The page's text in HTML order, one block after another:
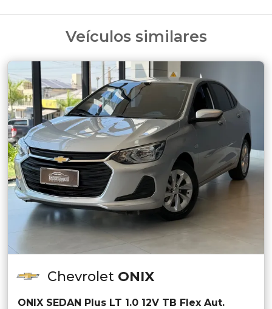
Veículos similares
Chevrolet ONIX
ONIX SEDAN Plus LT 1.0 12V TB Flex Aut.